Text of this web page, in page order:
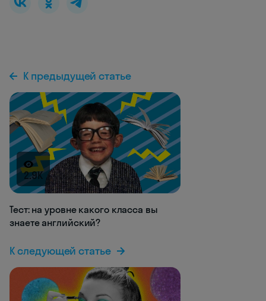
К предыдущей статье
2.9K
Тест: на уровне какого класса вы
знаете английский?
К следующей статье